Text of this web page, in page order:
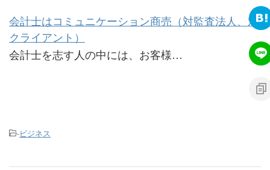
会計士はコミュニケーション商売（対監査法人、対
クライアント）
会計士を志す人の中には、お客様…
-ビジネス